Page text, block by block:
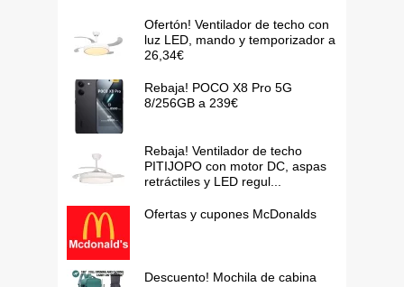
Ofertón! Ventilador de techo con
luz LED, mando y temporizador a
26,34€
Rebaja! POCO X8 Pro 5G
8/256GB a 239€
Rebaja! Ventilador de techo
PITIJOPO con motor DC, aspas
retráctiles y LED regul...
Ofertas y cupones McDonalds
Descuento! Mochila de cabina